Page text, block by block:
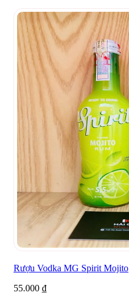
Rượu Vodka MG Spirit Mojito
55.000 ₫